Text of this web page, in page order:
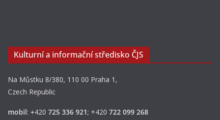
Kulturní a informační středisko ČJS
Na Můstku 8/380, 110 00 Praha 1,
Czech Republic
mobil: +420 725 336 921; +420 722 099 268